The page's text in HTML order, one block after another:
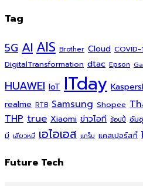
Tag
5G AI AIS Brother Cloud COVID-
DigitalTransformation dtac Epson
HUAWEI IoT ITday
realme RTB Samsung Shopee
THP true Xiaomi ข่าวไอที ช้อปปี้ ซัม
มี เสียวหมี่ เอไอเอส แกร็บ แคสเปอร์สกี้
Future Tech